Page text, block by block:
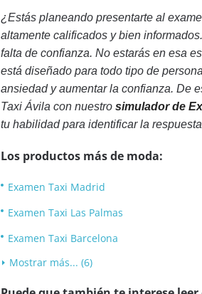
¿Estás planeando presentarte al
altamente calificados y bien
falta de confianza. No estarás en esa
está diseñado para todo tipo de
ansiedad y aumentar la confianza. De
Taxi Ávila con nuestro simulador de
tu habilidad para identificar la
Los productos más de moda:
Examen Taxi Madrid
Examen Taxi Las Palmas
Examen Taxi Barcelona
Mostrar más... (6)